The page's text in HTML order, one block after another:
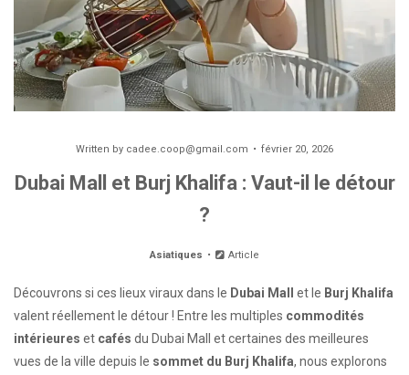
Written by cadee.coop@gmail.com février 20, 2026
Dubai Mall et Burj Khalifa : Vaut-il le détour
?
Asiatiques Article
Découvrons si ces lieux viraux dans le Dubai Mall et le Burj Khalifa
valent réellement le détour ! Entre les multiples commodités
intérieures et cafés du Dubai Mall et certaines des meilleures
vues de la ville depuis le sommet du Burj Khalifa, nous explorons